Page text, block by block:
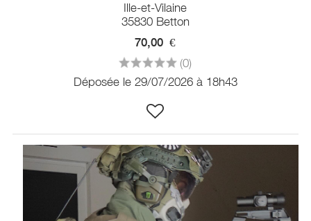
Ille-et-Vilaine
35830 Betton
70,00 €
(0)
Déposée le 29/07/2026 à 18h43